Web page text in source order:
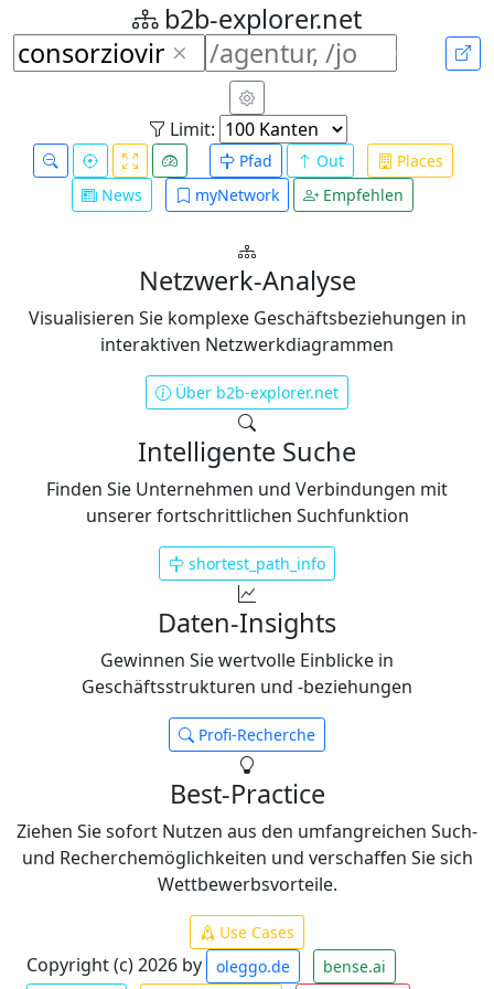
b2b-explorer.net
Limit:
Pfad Out
Places
News
myNetwork Empfehlen
Netzwerk-Analyse
Visualisieren Sie komplexe Geschäftsbeziehungen in
interaktiven Netzwerkdiagrammen
Über b2b-explorer.net
Intelligente Suche
Finden Sie Unternehmen und Verbindungen mit
unserer fortschrittlichen Suchfunktion
shortest_path_info
Daten-Insights
Gewinnen Sie wertvolle Einblicke in
Geschäftsstrukturen und -beziehungen
Profi-Recherche
Best-Practice
Ziehen Sie sofort Nutzen aus den umfangreichen Such-
und Recherchemöglichkeiten und verschaffen Sie sich
Wettbewerbsvorteile.
Use Cases
Copyright (c) 2026 by oleggo.de bense.ai